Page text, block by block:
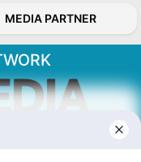
MEDIA PARTNER